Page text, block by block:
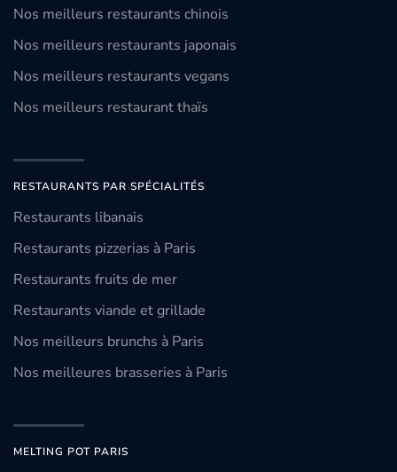
Nos meilleurs restaurants chinois
Nos meilleurs restaurants japonais
Nos meilleurs restaurants vegans
Nos meilleurs restaurant thaïs
RESTAURANTS PAR SPÉCIALITÉS
Restaurants libanais
Restaurants pizzerias à Paris
Restaurants fruits de mer
Restaurants viande et grillade
Nos meilleurs brunchs à Paris
Nos meilleures brasseries à Paris
MELTING POT PARIS